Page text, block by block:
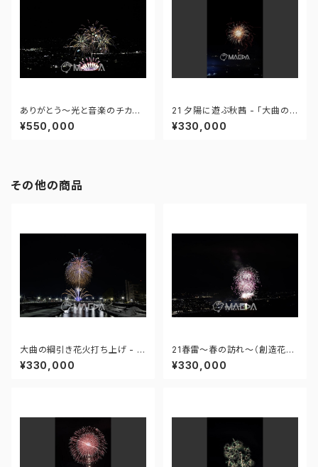
ありがとう～光と音楽のチカラ
～ - 大曲の花火―春の章―「新
作花火コレクション2024 世界
¥550,000
21 夕陽に遊ぶ秋茜 - 「大曲の
花火」第96回全国花火競技大会
- 172558419949425
¥330,000
その他の商品
大曲の綱引き花火打ち上げ - 1
77167123433419
¥330,000
21春雷～春の訪れ～（創造花
火）-大曲の花火 第97回全国花
火競技大会 - 176671211929
¥330,000